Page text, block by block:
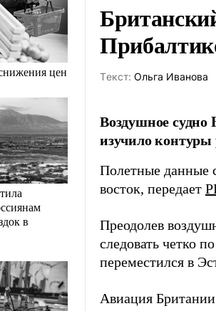
цен
в
Tекст: Ольга Иванова
Воздушное
изучило контуры
Полетные данные
восток, передает
Преодолев
следовать четко
переместился в
Авиация